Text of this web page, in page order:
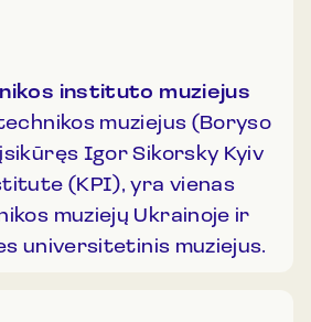
instituto muziejus
muziejus (Boryso
Igor Sikorsky Kyiv
(KPI), yra vienas
muziejų Ukrainoje ir
universitetinis muziejus.